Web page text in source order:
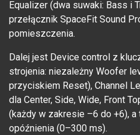
Equalizer (dwa suwaki: Bass i
przełącznik SpaceFit Sound
pomieszczenia.
Dalej jest Device control z
strojenia: niezależny Woofer
przyciskiem Reset), Channel
dla Center, Side, Wide, Front
(każdy w zakresie –6 do +6),
opóźnienia (0–300 ms).